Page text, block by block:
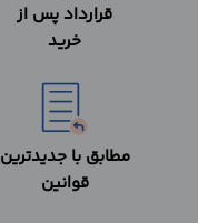
قرارداد پس از
خرید
مطابق با جدیدترین
قوانین